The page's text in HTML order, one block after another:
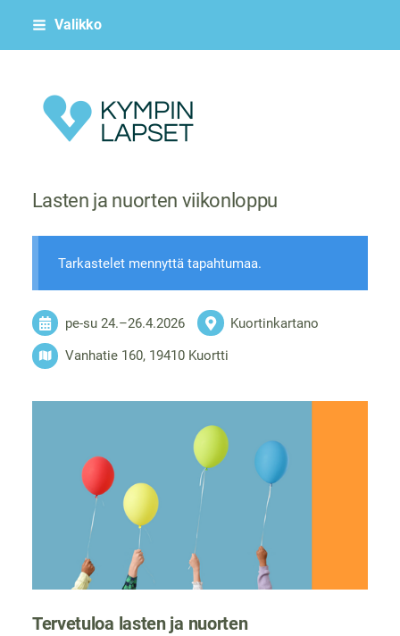
Siirry
Valikko
Kympin Lapset ry
Lasten ja nuorten viikonloppu
Tarkastelet mennyttä tapahtumaa.
pe-su 24.–26.4.2026 Kuortinkartano
Vanhatie 160, 19410 Kuortti
Tervetuloa lasten ja nuorten